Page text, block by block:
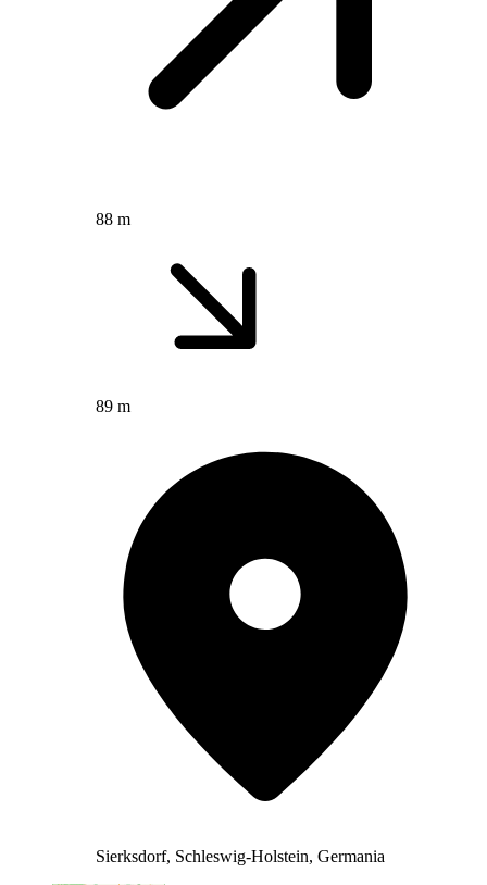
88 m
89 m
Sierksdorf, Schleswig-Holstein, Germania